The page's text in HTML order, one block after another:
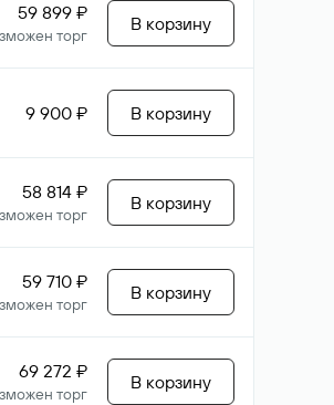
59 899 ₽
торг
В корзину
9 900 ₽ В корзину
58 814 ₽
торг
В корзину
59 710 ₽
торг
В корзину
69 272 ₽
торг
В корзину